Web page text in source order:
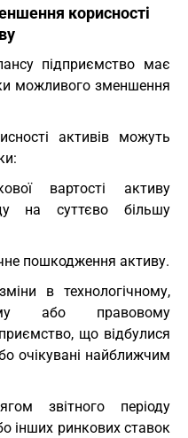
корисності
підприємство має
можливого зменшення
активів можуть
вартості активу
на суттєво більшу
пошкодження активу.
в технологічному,
або правовому
що відбулися
очікувані найближчим
звітного періоду
інших ринкових ставок